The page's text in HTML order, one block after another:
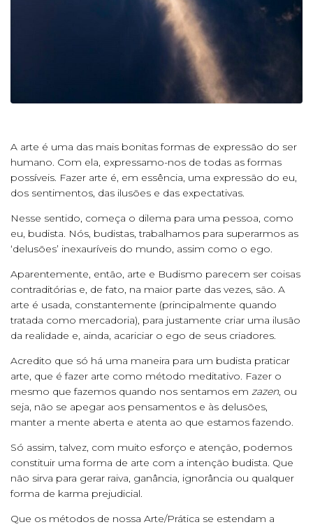
A arte é uma das mais bonitas formas de expressão do ser
humano. Com ela, expressamo-nos de todas as formas
possíveis. Fazer arte é, em essência, uma expressão do eu,
dos sentimentos, das ilusões e das expectativas.
Nesse sentido, começa o dilema para uma pessoa, como
eu, budista. Nós, budistas, trabalhamos para superarmos as
‘delusões’ inexauríveis do mundo, assim como o ego.
Aparentemente, então, arte e Budismo parecem ser coisas
contraditórias e, de fato, na maior parte das vezes, são. A
arte é usada, constantemente (principalmente quando
tratada como mercadoria), para justamente criar uma ilusão
da realidade e, ainda, acariciar o ego de seus criadores.
Acredito que só há uma maneira para um budista praticar
arte, que é fazer arte como método meditativo. Fazer o
mesmo que fazemos quando nos sentamos em zazen, ou
seja, não se apegar aos pensamentos e às delusões,
manter a mente aberta e atenta ao que estamos fazendo.
Só assim, talvez, com muito esforço e atenção, podemos
constituir uma forma de arte com a intenção budista. Que
não sirva para gerar raiva, ganância, ignorância ou qualquer
forma de karma prejudicial.
Que os métodos de nossa Arte/Prática se estendam a